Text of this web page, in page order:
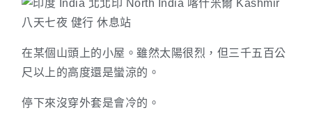
在某個山頭上的小屋。雖然太陽很烈，但三千五百公
尺以上的高度還是蠻涼的。
停下來沒穿外套是會冷的。